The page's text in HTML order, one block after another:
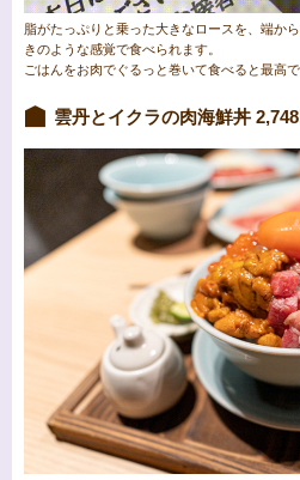
脂がたっぷりと乗った大きなロースを、端か
きのような感覚で食べられます。
ごはんをお肉でぐるっと巻いて食べると最高
雲丹とイクラの肉海鮮丼 2,748